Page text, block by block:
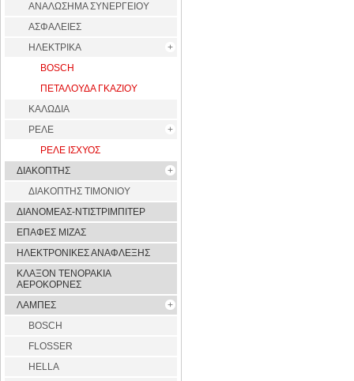
ΑΝΑΛΩΣΗΜΑ ΣΥΝΕΡΓΕΙΟΥ
ΑΣΦΑΛΕΙΕΣ
ΗΛΕΚΤΡΙΚΑ
BOSCH
ΠΕΤΑΛΟΥΔΑ ΓΚΑΖΙΟΥ
ΚΑΛΩΔΙΑ
ΡΕΛΕ
ΡΕΛΕ ΙΣΧΥΟΣ
ΔΙΑΚΟΠΤΗΣ
ΔΙΑΚΟΠΤΗΣ ΤΙΜΟΝΙΟΥ
ΔΙΑΝΟΜΕΑΣ-ΝΤΙΣΤΡΙΜΠΙΤΕΡ
ΕΠΑΦΕΣ ΜΙΖΑΣ
ΗΛΕΚΤΡΟΝΙΚΕΣ ΑΝΑΦΛΕΞΗΣ
ΚΛΑΞΟΝ ΤΕΝΟΡΑΚΙΑ
ΑΕΡΟΚΟΡΝΕΣ
ΛΑΜΠΕΣ
BOSCH
FLOSSER
HELLA